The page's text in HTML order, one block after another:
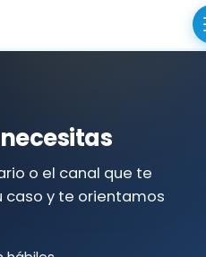
o el canal que te
caso y te orientamos